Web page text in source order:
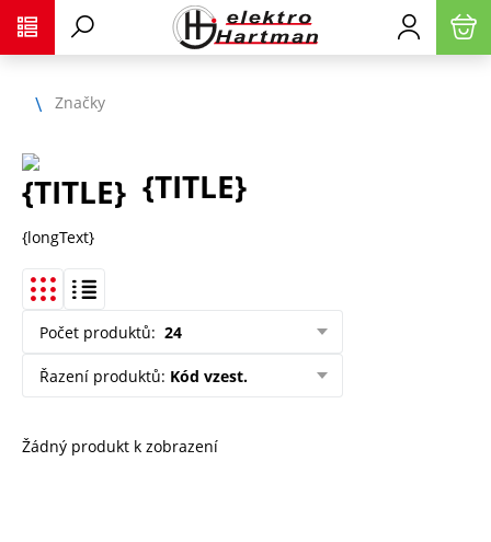
Značky
{TITLE}
{longText}
Počet produktů: 24
Řazení produktů: Kód vzest.
Žádný produkt k zobrazení